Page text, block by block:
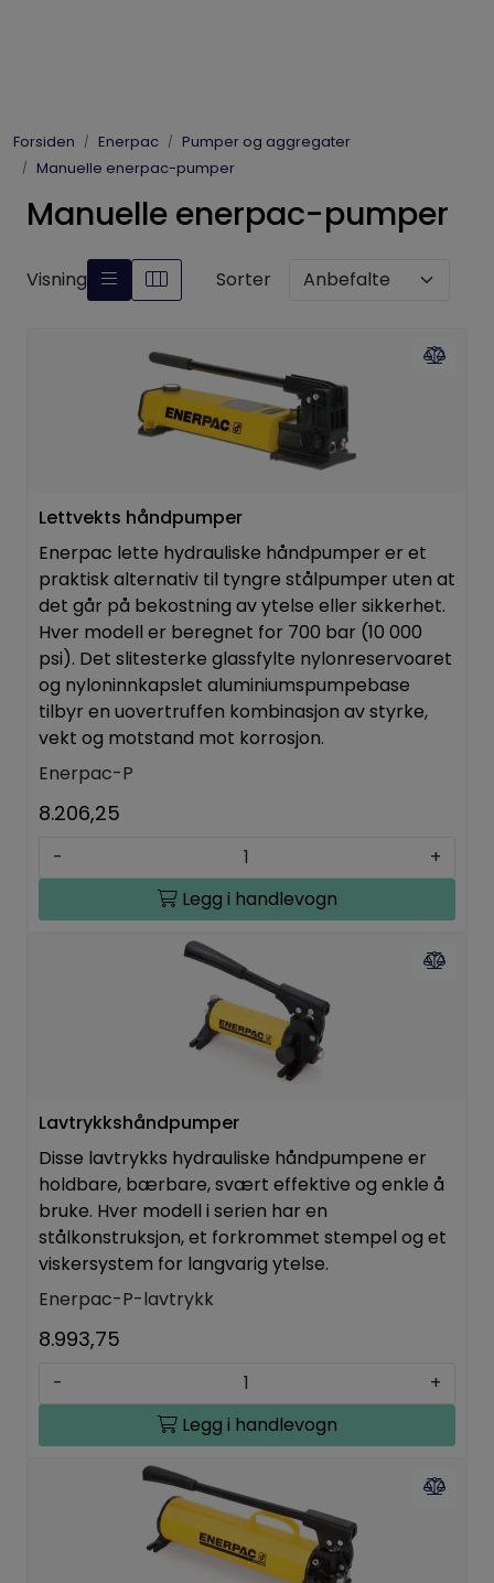
Forsiden Enerpac
Pumper og aggregater
Manuelle enerpac-pumper
Manuelle enerpac-pumper
Visning Sorter
Lettvekts håndpumper
Enerpac lette hydrauliske håndpumper er et
praktisk alternativ til tyngre stålpumper uten at
det går på bekostning av ytelse eller sikkerhet.
Hver modell er beregnet for 700 bar (10 000
psi). Det slitesterke glassfylte nylonreservoaret
og nyloninnkapslet aluminiumspumpebase
tilbyr en uovertruffen kombinasjon av styrke,
vekt og motstand mot korrosjon.
Enerpac-P
8.206,25
-
+
Legg i handlevogn
Lavtrykkshåndpumper
Disse lavtrykks hydrauliske håndpumpene er
holdbare, bærbare, svært effektive og enkle å
bruke. Hver modell i serien har en
stålkonstruksjon, et forkrommet stempel og et
viskersystem for langvarig ytelse.
Enerpac-P-lavtrykk
8.993,75
-
+
Legg i handlevogn
Enerpac
Hydraulikk
Dynaset
inkl. mva.